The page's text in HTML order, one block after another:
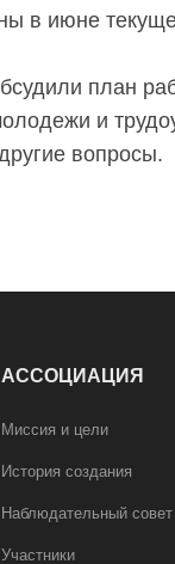
в июне
план
и
вопросы.
АССОЦИАЦИЯ
Миссия и цели
История создания
Наблюдательный совет
Участники